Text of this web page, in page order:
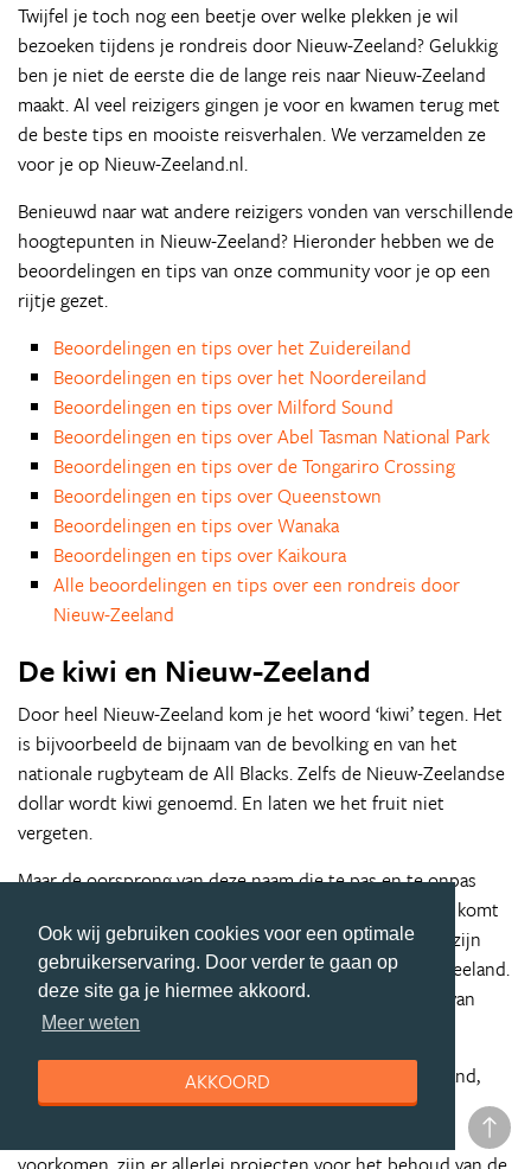
Ook wij gebruiken cookies voor een optimale
gebruikerservaring. Door verder te gaan op
deze site ga je hiermee akkoord.
Meer weten
AKKOORD
Twijfel je toch nog een beetje over welke plekken je wil
bezoeken tijdens je rondreis door Nieuw-Zeeland? Gelukkig
ben je niet de eerste die de lange reis naar Nieuw-Zeeland
maakt. Al veel reizigers gingen je voor en kwamen terug met
de beste tips en mooiste reisverhalen. We verzamelden ze
voor je op Nieuw-Zeeland.nl.
Benieuwd naar wat andere reizigers vonden van verschillende
hoogtepunten in Nieuw-Zeeland? Hieronder hebben we de
beoordelingen en tips van onze community voor je op een
rijtje gezet.
Beoordelingen en tips over het Zuidereiland
Beoordelingen en tips over het Noordereiland
Beoordelingen en tips over Milford Sound
Beoordelingen en tips over Abel Tasman National Park
Beoordelingen en tips over de Tongariro Crossing
Beoordelingen en tips over Queenstown
Beoordelingen en tips over Wanaka
Beoordelingen en tips over Kaikoura
Alle beoordelingen en tips over een rondreis door
Nieuw-Zeeland
De kiwi en Nieuw-Zeeland
Door heel Nieuw-Zeeland kom je het woord ‘kiwi’ tegen. Het
is bijvoorbeeld de bijnaam van de bevolking en van het
nationale rugbyteam de All Blacks. Zelfs de Nieuw-Zeelandse
dollar wordt kiwi genoemd. En laten we het fruit niet
vergeten.
Maar de oorsprong van deze naam die te pas en te onpas
wordt gebruikt, ligt bij de zeldzame loopvogel. De kiwi komt
van oorsprong alleen in Nieuw-Zeeland voor en kreeg zijn
naam van de Maori’s, de eerste bewoners van Nieuw-Zeeland.
Het is het bekendste dier en bovendien het symbool van
Nieuw-Zeeland.
Ooit waren er zo’n twaalf miljoen kiwi’s in Nieuw-Zeeland,
tegenwoordig lopen er naar schatting nog maar